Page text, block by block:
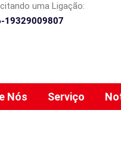
uma Ligação:
19329009807
Nós Serviço